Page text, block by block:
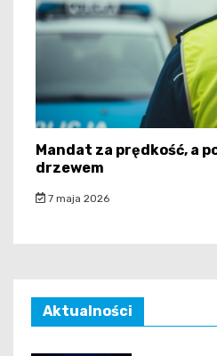
Mandat za prędkość, a
drzewem
7 maja 2026
Aktualności